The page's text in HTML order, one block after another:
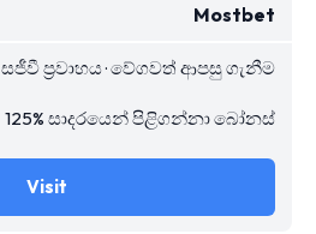
Mostbet
සජීවී ප්‍රවාහය · වේගවත් ආපසු ගැනීම
125% සාදරයෙන් පිළිගන්නා බෝනස්
Visit